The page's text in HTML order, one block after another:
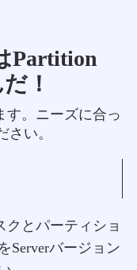
Partition
！
す。ニーズに合っ
さい。
クとパーティショ
Serverバージョン